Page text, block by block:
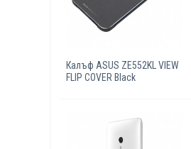
Калъф ASUS ZE552KL VIEW
FLIP COVER Black